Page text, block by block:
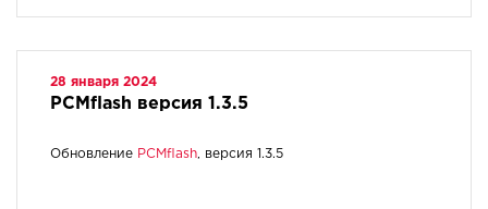
28 января 2024
PCMflash версия 1.3.5
Обновление PCMflash , версия 1.3.5